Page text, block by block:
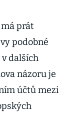
prát
podobné
dalších
názoru je
účtů mezi